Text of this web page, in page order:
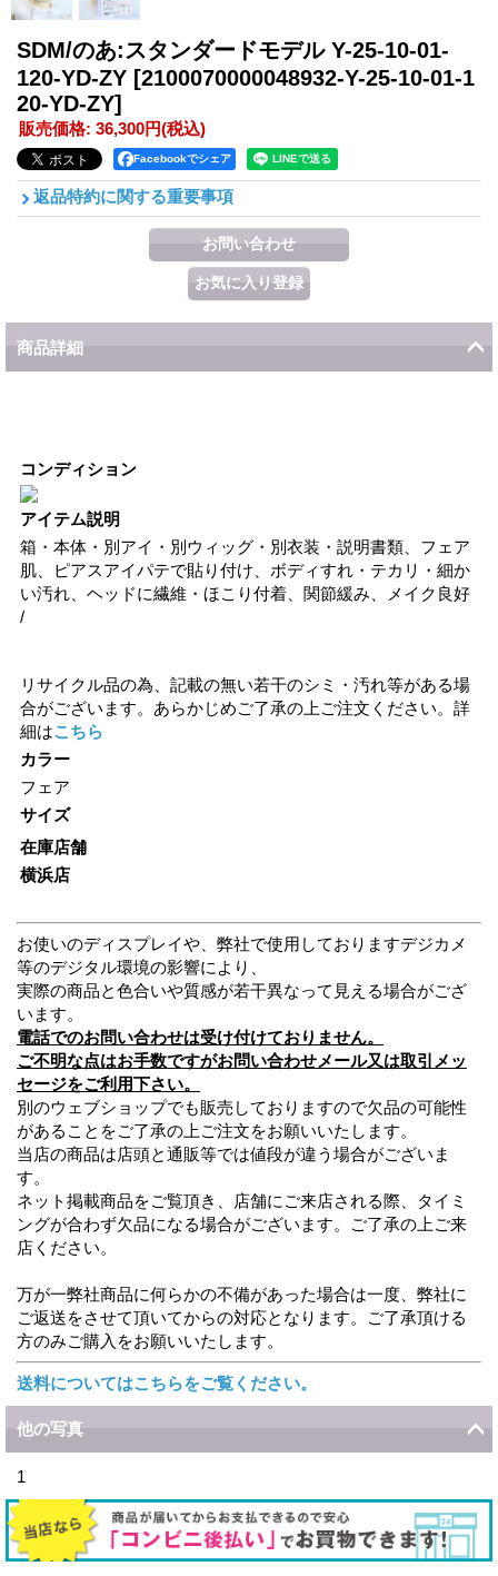
SDM/のあ:スタンダードモデル Y-25-10-01-
120-YD-ZY [2100070000048932-Y-25-10-01-1
20-YD-ZY]
販売価格: 36,300円(税込)
Facebookでシェア
返品特約に関する重要事項
商品詳細
コンディション
アイテム説明
箱・本体・別アイ・別ウィッグ・別衣装・説明書類、フェア
肌、ピアスアイパテで貼り付け、ボディすれ・テカリ・細か
い汚れ、ヘッドに繊維・ほこり付着、関節緩み、メイク良好
/
リサイクル品の為、記載の無い若干のシミ・汚れ等がある場
合がございます。あらかじめご了承の上ご注文ください。詳
細はこちら
カラー
フェア
サイズ
在庫店舗
横浜店
お使いのディスプレイや、弊社で使用しておりますデジカメ
等のデジタル環境の影響により、
実際の商品と色合いや質感が若干異なって見える場合がござ
います。
電話でのお問い合わせは受け付けておりません。
ご不明な点はお手数ですがお問い合わせメール又は取引メッ
セージをご利用下さい。
別のウェブショップでも販売しておりますので欠品の可能性
があることをご了承の上ご注文をお願いいたします。
当店の商品は店頭と通販等では値段が違う場合がございま
す。
ネット掲載商品をご覧頂き、店舗にご来店される際、タイミ
ングが合わず欠品になる場合がございます。ご了承の上ご来
店ください。
万が一弊社商品に何らかの不備があった場合は一度、弊社に
ご返送をさせて頂いてからの対応となります。ご了承頂ける
方のみご購入をお願いいたします。
送料についてはこちらをご覧ください。
他の写真
1